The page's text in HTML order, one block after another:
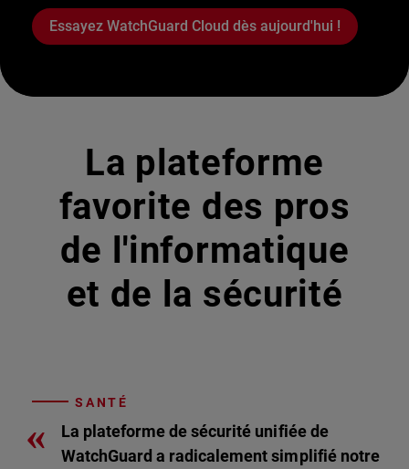
Essayez WatchGuard Cloud dès aujourd'hui !
La plateforme
favorite des pros
de l'informatique
et de la sécurité
SANTÉ
«
La plateforme de sécurité unifiée de
WatchGuard a radicalement simplifié notre